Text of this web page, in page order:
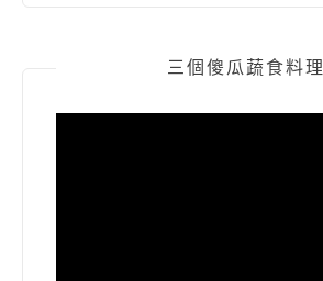
三個傻瓜蔬食料理